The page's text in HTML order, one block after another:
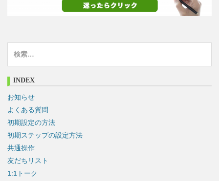
検
:
INDEX
お知らせ
よくある質問
初期設定の方法
初期ステップの設定方法
共通操作
友だちリスト
1:1トーク